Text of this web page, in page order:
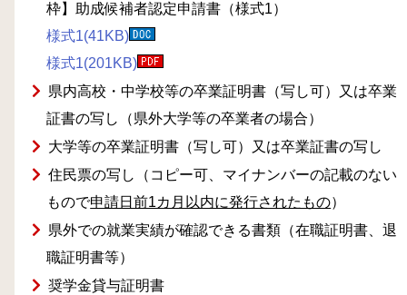
枠】助成候補者認定申請書（様式1）
様式1(41KB)
様式1(201KB)
県内高校・中学校等の卒業証明書（写し可）又は卒業
証書の写し（県外大学等の卒業者の場合）
大学等の卒業証明書（写し可）又は卒業証書の写し
住民票の写し（コピー可、マイナンバーの記載のない
もので申請日前1カ月以内に発行されたもの）
県外での就業実績が確認できる書類（在職証明書、退
職証明書等）
奨学金貸与証明書